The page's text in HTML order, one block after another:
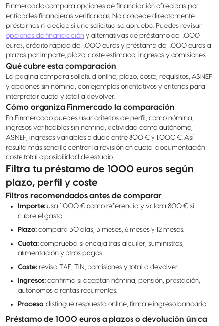
Finmercado compara opciones de financiación ofrecidas por
entidades financieras verificadas. No concede directamente
préstamos ni decide si una solicitud se aprueba. Puedes revisar
opciones de financiación y alternativas de préstamo de 1.000
euros, crédito rápido de 1.000 euros y préstamo de 1.000 euros a
plazos por importe, plazo, coste estimado, ingresos y comisiones.
Qué cubre esta comparación
La página compara solicitud online, plazo, coste, requisitos, ASNEF
y opciones sin nómina, con ejemplos orientativos y criterios para
interpretar cuota y total a devolver.
Cómo organiza Finmercado la comparación
En Finmercado puedes usar criterios de perfil, como nómina,
ingresos verificables sin nómina, actividad como autónomo,
ASNEF, ingresos variables o duda entre 800 € y 1.000 €. Así
resulta más sencillo centrar la revisión en cuota, documentación,
coste total o posibilidad de estudio.
Filtra tu préstamo de 1000 euros según
plazo, perfil y coste
Filtros recomendados antes de comparar
Importe: usa 1.000 € como referencia y valora 800 € si
cubre el gasto.
Plazo: compara 30 días, 3 meses, 6 meses y 12 meses.
Cuota: comprueba si encaja tras alquiler, suministros,
alimentación y otros pagos.
Coste: revisa TAE, TIN, comisiones y total a devolver.
Ingresos: confirma si aceptan nómina, pensión, prestación,
autónomos o rentas recurrentes.
Proceso: distingue respuesta online, firma e ingreso bancario.
Préstamo de 1000 euros a plazos o devolución única